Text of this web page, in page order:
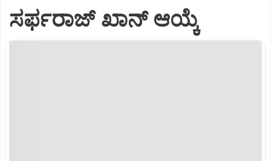
ಸರ್ಫರಾಜ್‌ ಖಾನ್‌ ಆಯ್ಕೆ